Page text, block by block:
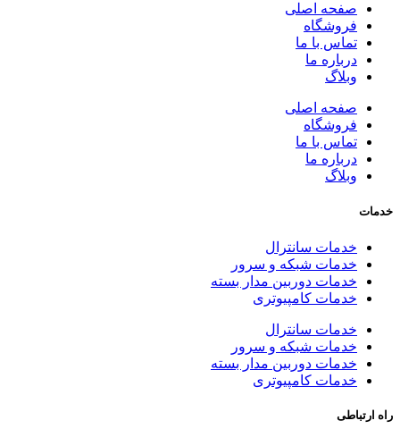
صفحه اصلی
فروشگاه
تماس با ما
درباره ما
وبلاگ
صفحه اصلی
فروشگاه
تماس با ما
درباره ما
وبلاگ
خدمات
خدمات سانترال
خدمات شبکه و سرور
خدمات دوربین مدار بسته
خدمات کامپیوتری
خدمات سانترال
خدمات شبکه و سرور
خدمات دوربین مدار بسته
خدمات کامپیوتری
راه ارتباطی